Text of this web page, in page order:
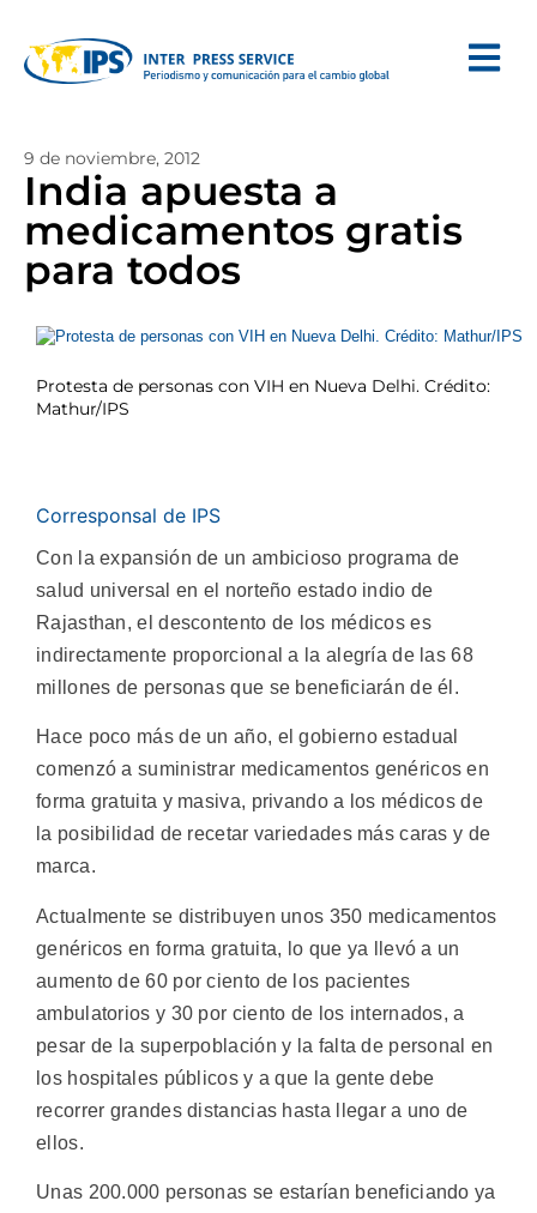
9 de noviembre, 2012
India apuesta a
medicamentos gratis
para todos
Protesta de personas con VIH en Nueva Delhi. Crédito:
Mathur/IPS
Corresponsal de IPS
Con la expansión de un ambicioso programa de
salud universal en el norteño estado indio de
Rajasthan, el descontento de los médicos es
indirectamente proporcional a la alegría de las 68
millones de personas que se beneficiarán de él.
Hace poco más de un año, el gobierno estadual
comenzó a suministrar medicamentos genéricos en
forma gratuita y masiva, privando a los médicos de
la posibilidad de recetar variedades más caras y de
marca.
Actualmente se distribuyen unos 350 medicamentos
genéricos en forma gratuita, lo que ya llevó a un
aumento de 60 por ciento de los pacientes
ambulatorios y 30 por ciento de los internados, a
pesar de la superpoblación y la falta de personal en
los hospitales públicos y a que la gente debe
recorrer grandes distancias hasta llegar a uno de
ellos.
Unas 200.000 personas se estarían beneficiando ya